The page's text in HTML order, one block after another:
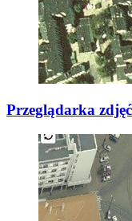
Przeglądarka